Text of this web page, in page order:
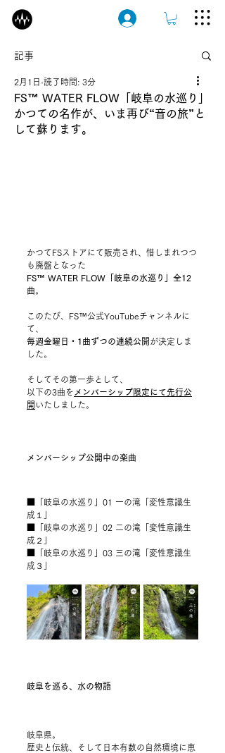
ログイン
記事
FS™ WATER FLOW「岐阜の水巡り」
かつての名作が、いま再び“音の旅”と
して蘇ります。
2月1日 読了時間: 3分
かつてFSストアにて販売され、惜しまれつつ
も廃盤となった
FS™ WATER FLOW「岐阜の水巡り」全12
曲。
このたび、FS™公式YouTubeチャンネルに
て、
毎週金曜日・1曲ずつの連続公開 が決定しま
した。
そしてその第一歩として、
以下の3曲を メンバーシップ限定にて先行公
開 いたしました。
メンバーシップ公開中の楽曲
■「岐阜の水巡り」01 一の滝「変性意識生
成１」
■「岐阜の水巡り」02 二の滝「変性意識生
成２」
■「岐阜の水巡り」03 三の滝「変性意識生
成３」
岐阜を巡る、水の物語
岐阜県。
歴史と伝統、そして日本有数の自然環境に恵